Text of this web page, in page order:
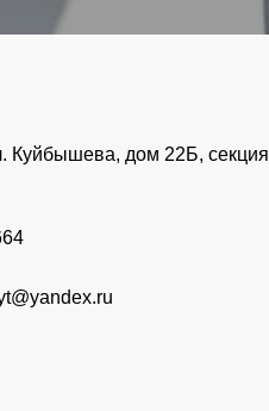
Куйбышева, дом 22Б, секция